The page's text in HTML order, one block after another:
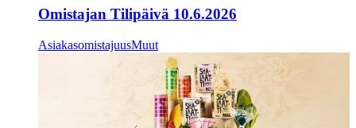
Omistajan Tilipäivä 10.6.2026
AsiakasomistajuusMuut